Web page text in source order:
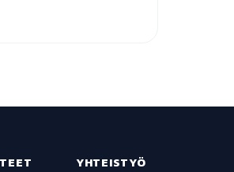
YHTEISTYÖ